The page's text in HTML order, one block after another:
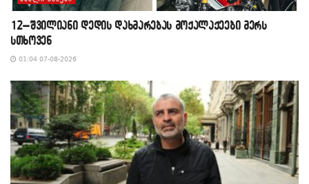
12–შვილიანი დედის დახმარებას მოქალაქეები მერს
სთხოვენ
01:04 07-08-2026